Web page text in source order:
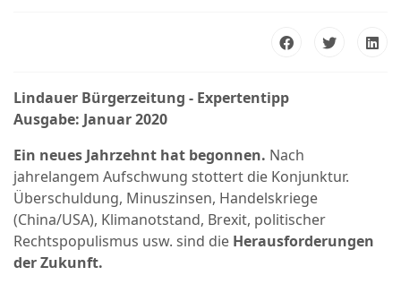
Lindauer Bürgerzeitung - Expertentipp
Ausgabe: Januar 2020
Ein neues Jahrzehnt hat begonnen. Nach
jahrelangem Aufschwung stottert die Konjunktur.
Überschuldung, Minuszinsen, Handelskriege
(China/USA), Klimanotstand, Brexit, politischer
Rechtspopulismus usw. sind die Herausforderungen
der Zukunft.